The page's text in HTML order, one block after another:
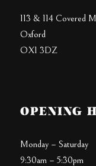
113 & 114 Covered
Oxford
OX1 3DZ
OPENING
Monday – Saturday
9:30am – 5:30pm